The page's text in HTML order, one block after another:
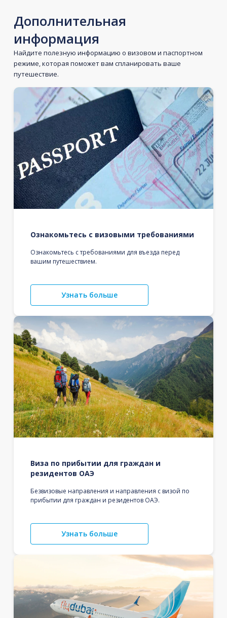
Дополнительная
информация
Найдите полезную информацию о визовом и паспортном
режиме, которая поможет вам спланировать ваше
путешествие.
Ознакомьтесь с визовыми требованиями
Ознакомьтесь с требованиями для въезда перед
вашим путешествием.
Узнать больше
Виза по прибытии для граждан и
резидентов ОАЭ
Безвизовые направления и направления с визой по
прибытии для граждан и резидентов ОАЭ.
Узнать больше